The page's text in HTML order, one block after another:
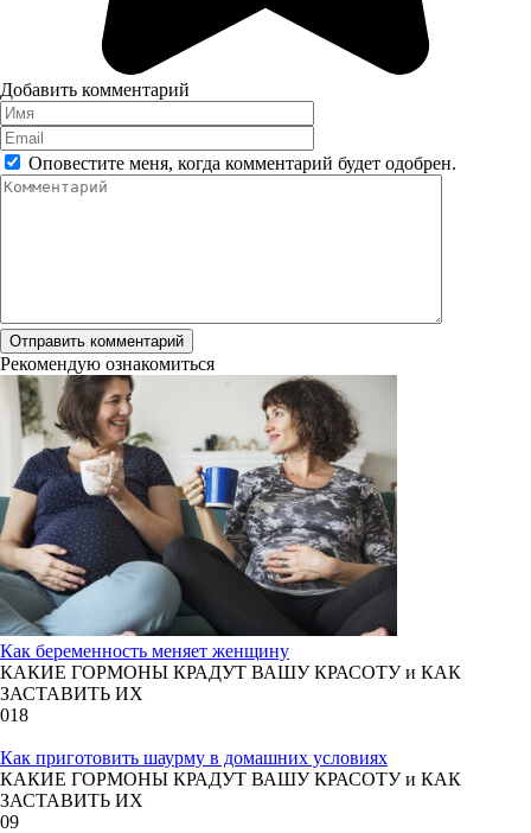
Добавить комментарий
Имя
*
Email
*
Оповестите меня, когда комментарий будет одобрен.
Комментарий
Рекомендую ознакомиться
Как беременность меняет женщину
КАКИЕ ГОРМОНЫ КРАДУТ ВАШУ КРАСОТУ и КАК
ЗАСТАВИТЬ ИХ
018
Как приготовить шаурму в домашних условиях
КАКИЕ ГОРМОНЫ КРАДУТ ВАШУ КРАСОТУ и КАК
ЗАСТАВИТЬ ИХ
09